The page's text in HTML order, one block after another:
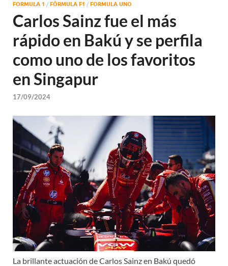
FORMULA 1 / FÓRMULA F1 / FORMULA UNO
Carlos Sainz fue el más
rápido en Bakú y se perfila
como uno de los favoritos
en Singapur
17/09/2024
La brillante actuación de Carlos Sainz en Bakú quedó